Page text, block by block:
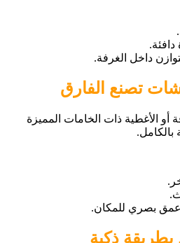
داخل الغرفة.
أو الأغطية ذات الخامات المميزة
عمق بصري للمكان.